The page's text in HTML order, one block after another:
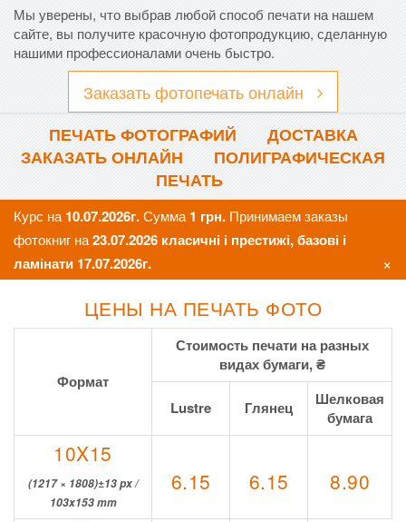
Мы уверены, что выбрав любой способ печати на нашем
сайте, вы получите красочную фотопродукцию, сделанную
нашими профессионалами очень быстро.
Заказать фотопечать онлайн
ПЕЧАТЬ ФОТОГРАФИЙ
ДОСТАВКА
ЗАКАЗАТЬ ОНЛАЙН
ПОЛИГРАФИЧЕСКАЯ
ПЕЧАТЬ
Курс на 10.07.2026г.Сумма 1 грн. Принимаем заказы
фотокниг на23.07.2026 класичні і престижі, базові і
ламінати 17.07.2026г.
×
ЦЕНЫ НА ПЕЧАТЬ ФОТО
Формат
Стоимость печати на разных
видах бумаги, ₴
Lustre Глянец
Шелковая
бумага
10X15
(1217 × 1808)±13 px /
103x153 mm
6.15 6.15 8.90